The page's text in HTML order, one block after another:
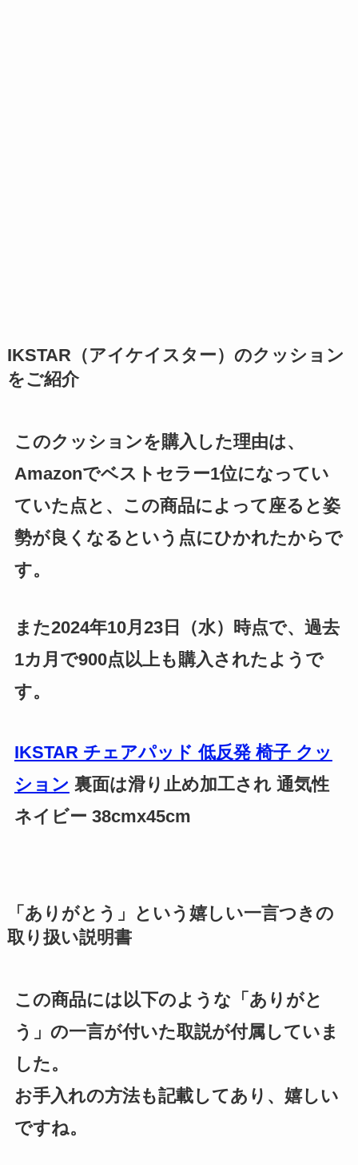
IKSTAR（アイケイスター）のクッション
をご紹介
このクッションを購入した理由は、
Amazonでベストセラー1位になってい
ていた点と、この商品によって座ると姿
勢が良くなるという点にひかれたからで
す。
また2024年10月23日（水）時点で、過去
1カ月で900点以上も購入されたようで
す。
IKSTAR チェアパッド 低反発 椅子 クッ
ション 裏面は滑り止め加工され 通気性
ネイビー 38cmx45cm
「ありがとう」という嬉しい一言つきの
取り扱い説明書
この商品には以下のような「ありがと
う」の一言が付いた取説が付属していま
した。
お手入れの方法も記載してあり、嬉しい
ですね。